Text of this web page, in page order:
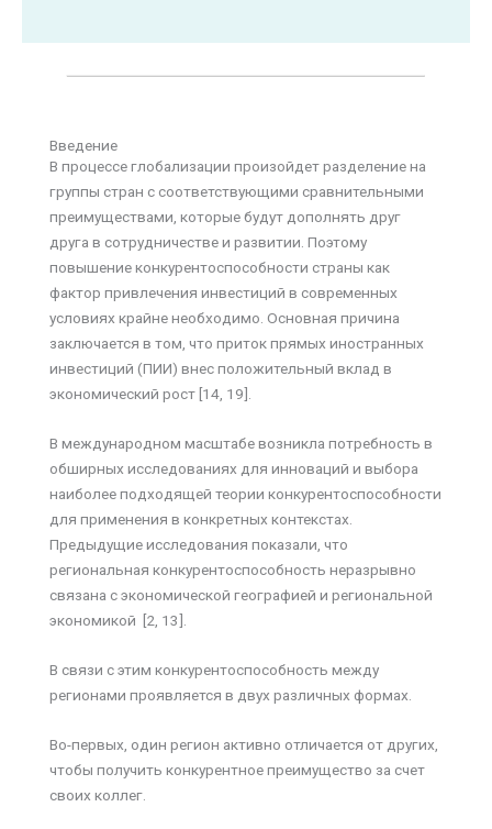
Введение
В процессе глобализации произойдет разделение на
группы стран с соответствующими сравнительными
преимуществами, которые будут дополнять друг
друга в сотрудничестве и развитии. Поэтому
повышение конкурентоспособности страны как
фактор привлечения инвестиций в современных
условиях крайне необходимо. Основная причина
заключается в том, что приток прямых иностранных
инвестиций (ПИИ) внес положительный вклад в
экономический рост [14, 19].
В международном масштабе возникла потребность в
обширных исследованиях для инноваций и выбора
наиболее подходящей теории конкурентоспособности
для применения в конкретных контекстах.
Предыдущие исследования показали, что
региональная конкурентоспособность неразрывно
связана с экономической географией и региональной
экономикой [2, 13].
В связи с этим конкурентоспособность между
регионами проявляется в двух различных формах.
Во-первых, один регион активно отличается от других,
чтобы получить конкурентное преимущество за счет
своих коллег.